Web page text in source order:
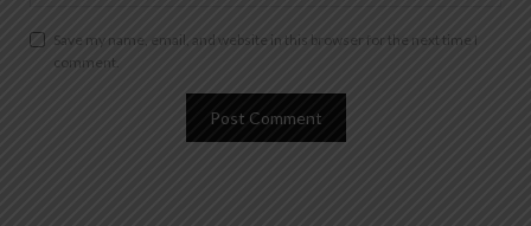
Save my name, email, and website in this browser for the next time I
comment.